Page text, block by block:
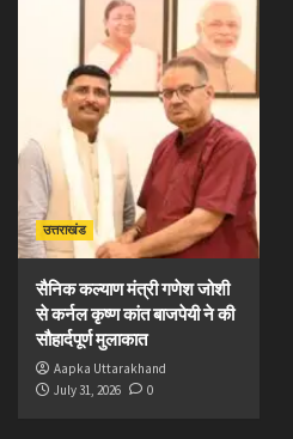
उत्तराखंड
सैनिक कल्याण मंत्री गणेश जोशी
से कर्नल कृष्ण कांत बाजपेयी ने की
सौहार्दपूर्ण मुलाकात
Aapka Uttarakhand
July 31, 2026
0